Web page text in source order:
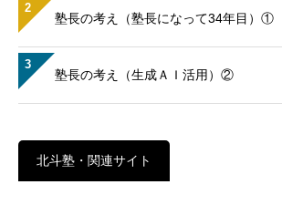
2
塾長の考え（塾長になって34年目）①
3
塾長の考え（生成ＡＩ活用）②
北斗塾・関連サイト